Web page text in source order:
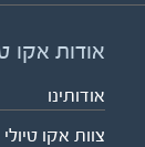
אודות אקו
אודותינו
צוות אקו